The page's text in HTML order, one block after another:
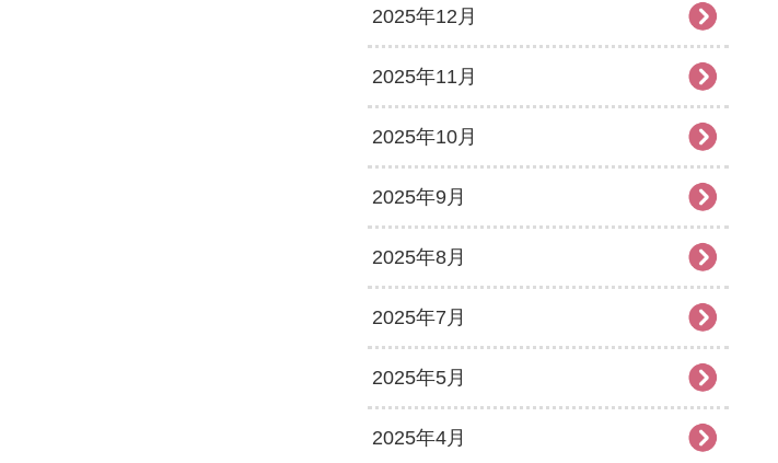
2025年12月
2025年11月
2025年10月
2025年9月
2025年8月
2025年7月
2025年5月
2025年4月